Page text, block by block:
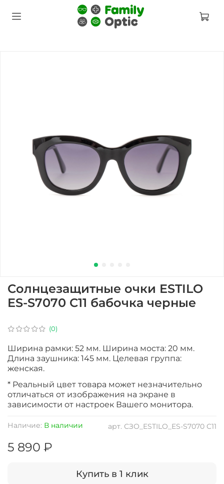
(0)
арт. СЗО_ESTILO_ES-S7070 C11
Наличие: В наличии
Солнцезащитные очки ESTILO
ES-S7070 C11 бабочка черные
5 890 ₽
Купить в 1 клик
Ширина рамки: 52 мм. Ширина моста: 20 мм.
Длина заушника: 145 мм. Целевая группа:
женская.
* Реальный цвет товара может незначительно
отличаться от изображения на экране в
зависимости от настроек Вашего монитора.